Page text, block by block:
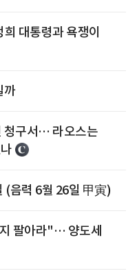
대통령과 욕쟁이
까
청구서… 라오스는
(음력 6월 26일 甲寅)
팔아라"… 양도세